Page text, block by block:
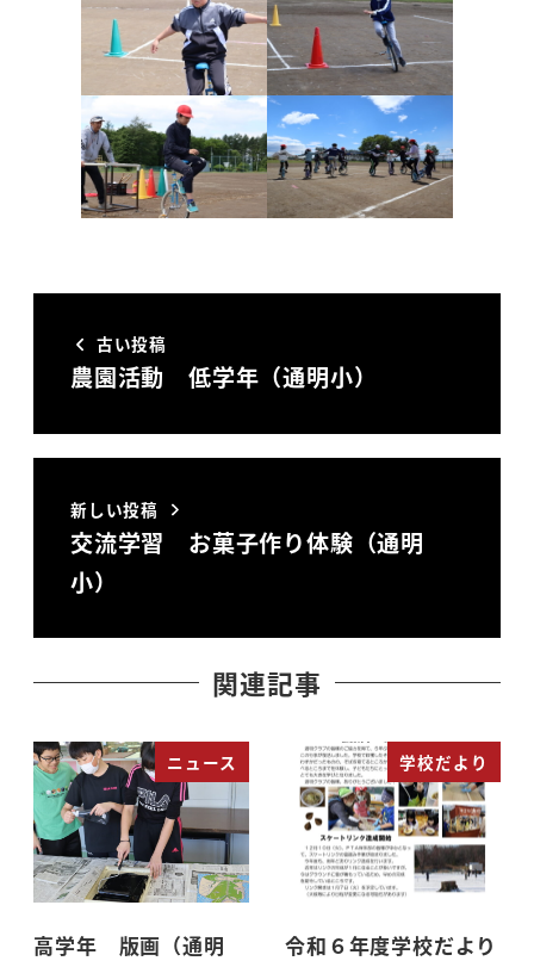
古い投稿
農園活動 低学年（通明小）
新しい投稿
交流学習 お菓子作り体験（通明
小）
関連記事
ニュース
高学年 版画（通明
学校だより
令和６年度学校だより